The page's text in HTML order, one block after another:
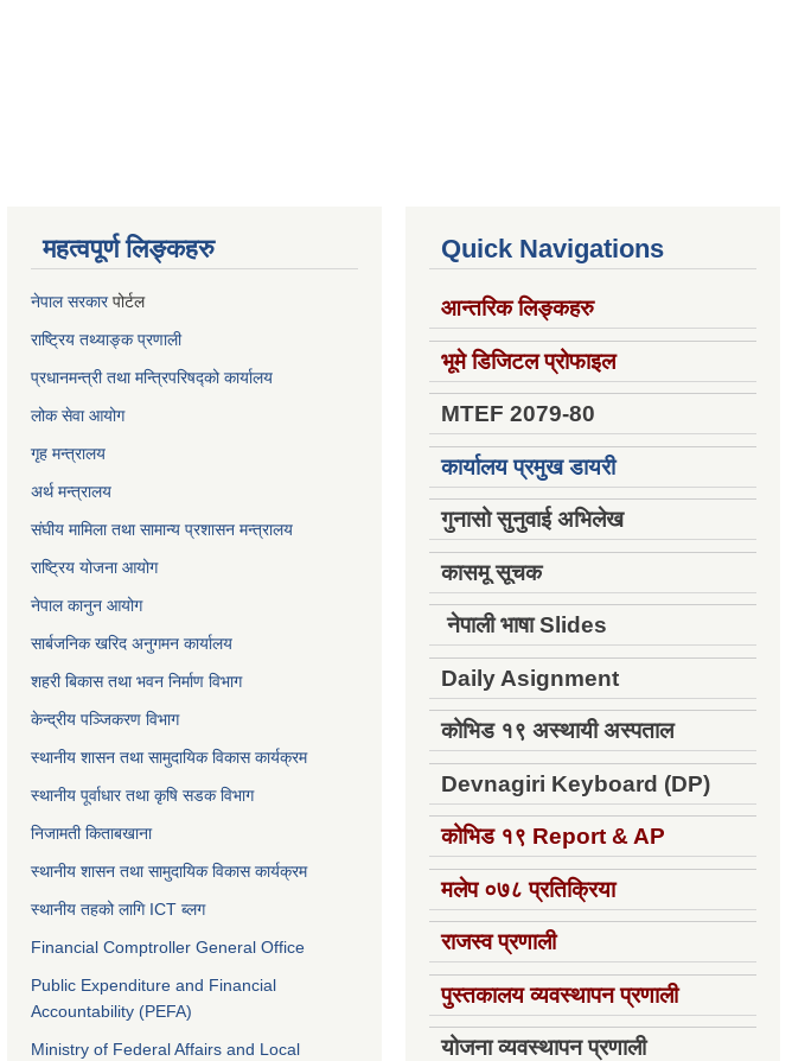
महत्वपूर्ण लिङ्कहरु
नेपाल सरकारपोर्टल
राष्ट्रिय तथ्याङ्क प्रणाली
प्रधानमन्त्री तथा मन्त्रिपरिषद्को कार्यालय
लोक सेवाआयोग
गृह मन्त्रालय
अर्थ मन्त्रालय
संघीय मामिला तथा सामान्य प्रशासन मन्त्रालय
राष्ट्रिय योजना आयोग
नेपाल कानुन आयोग
सार्बजनिक खरिद अनुगमन कार्यालय
शहरी बिकास तथा भवन निर्माण विभाग
केन्द्रीय पञ्जिकरण विभाग
स्थानीय शासन तथा सामुदायिक विकास कार्यक्रम
स्थानीय पूर्वाधार तथा कृषि सडक विभाग
निजामती किताबखाना
स्थानीय शासन तथा सामुदायिक विकास कार्यक्रम
स्थानीय तहको लागि ICT ब्लग
Financial Comptroller General Office
Public Expenditure and Financial
Accountability (PEFA)
Ministry of Federal Affairs and Local
Quick Navigations
आन्तरिक लिङ्कहरु
भूमे डिजिटल प्रोफाइल
MTEF 2079-80
कार्यालय प्रमुख डायरी
गुनासो सुनुवाई अभिलेख
कासमू सूचक
नेपाली भाषा Slides
Daily Asignment
कोभिड १९ अस्थायी अस्पताल
Devnagiri Keyboard (DP)
कोभिड १९ Report & AP
मलेप ०७८ प्रतिक्रिया
राजस्व प्रणाली
पुस्तकालय व्यवस्थापन प्रणाली
योजना व्यवस्थापन प्रणाली